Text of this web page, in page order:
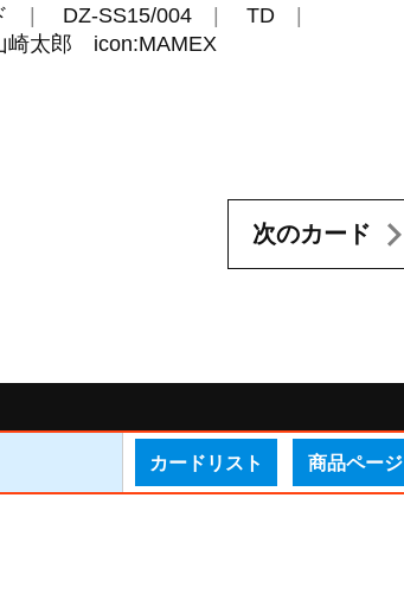
DZ-SS15/004
TD
崎太郎 icon:MAMEX
次のカード
カードリスト 商品ページ